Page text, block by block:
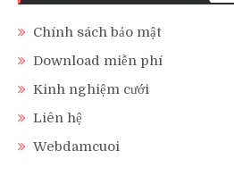
Chính sách bảo mật
Download miễn phí
Kinh nghiệm cưới
Liên hệ
Webdamcuoi